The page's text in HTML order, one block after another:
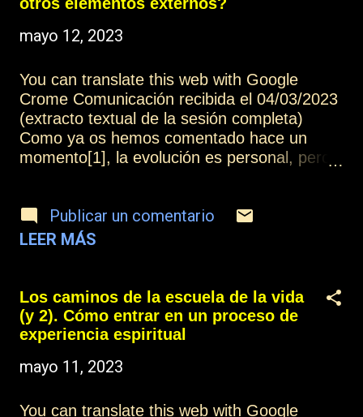
el progreso espiritual de los demás. Más
mayo 12, 2023
You can translate this web with Google
Crome Comunicación recibida el 04/03/2023
(extracto textual de la sesión completa)
Como ya os hemos comentado hace un
momento[1], la evolución es personal, pero
con los demás, con las demás personas,
con animales, con la naturaleza, con el
Ver Los caminos de la escuela de la vida (y
2). Cómo entrar en un proceso de
experiencia espiritual Más información:
Publicar un comentario
LEER MÁS
Los caminos de la escuela de la vida
(y 2). Cómo entrar en un proceso de
experiencia espiritual
mayo 11, 2023
You can translate this web with Google